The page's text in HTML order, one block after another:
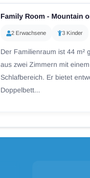
Family Room - Mountain
2 Erwachsene 3 Kinder
Der Familienraum ist 44 m²
aus zwei Zimmern mit
Schlafbereich. Er bietet
Doppelbett...